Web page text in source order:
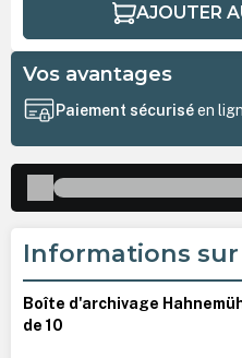
AJOUTER
Vos avantages
Paiement sécuriséen
Informations
Boîte d'archivage
de 10